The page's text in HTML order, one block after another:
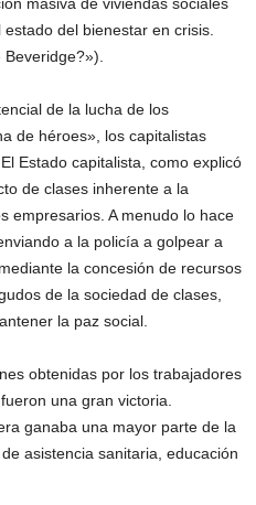
del bienestar en crisis.
de la lucha de los
de héroes», los capitalistas
Estado capitalista, como explicó
de clases inherente a la
empresarios. A menudo lo hace
a la policía a golpear a
la concesión de recursos
de la sociedad de clases,
la paz social.
obtenidas por los trabajadores
una gran victoria.
ganaba una mayor parte de la
asistencia sanitaria, educación